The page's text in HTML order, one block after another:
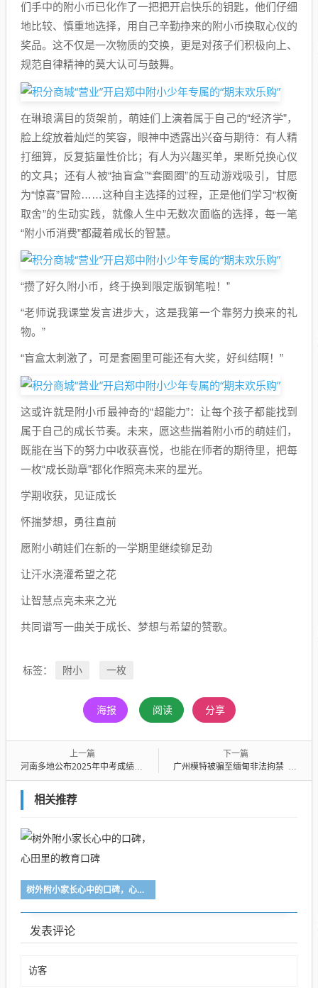
们手中的附小币已化作了一把把开启快乐的钥匙，他们仔细
地比较、慎重地选择，用自己辛勤挣来的附小币换取心仪的
奖品。这不仅是一次物质的交换，更是对孩子们积极向上、
规范自律精神的莫大认可与鼓舞。
在琳琅满目的货架前，萌娃们上演着属于自己的“经济学”，
脸上绽放着灿烂的笑容，眼神中透露出兴奋与期待：有人精
打细算，反复掂量性价比；有人为兴趣买单，果断兑换心仪
的文具；还有人被“抽盲盒”“套圈圈”的互动游戏吸引，甘愿
为“惊喜”冒险……这种自主选择的过程，正是他们学习“权衡
取舍”的生动实践，就像人生中无数次面临的选择，每一笔
“附小币消费”都藏着成长的智慧。
“攒了好久附小币，终于换到限定版钢笔啦！”
“老师说我课堂发言进步大，这是我第一个靠努力换来的礼
物。”
“盲盒太刺激了，可是套圈里可能还有大奖，好纠结啊！”
这或许就是附小币最神奇的“超能力”：让每个孩子都能找到
属于自己的成长节奏。未来，愿这些揣着附小币的萌娃们，
既能在当下的努力中收获喜悦，也能在师者的期待里，把每
一枚“成长勋章”都化作照亮未来的星光。
学期收获，见证成长
怀揣梦想，勇往直前
愿附小萌娃们在新的一学期里继续铆足劲
让汗水浇灌希望之花
让智慧点亮未来之光
共同谱写一曲关于成长、梦想与希望的赞歌。
标签： 附小 一枚
海报 阅读 分享
上一篇
河南多地公布2025年中考成绩查询时间！附查分入口
下一篇
广州模特被骗至缅甸非法拘禁 家属称弟弟突然间情绪很反常
相关推荐
树外附小家长心中的口碑，心田里的教育口碑
发表评论